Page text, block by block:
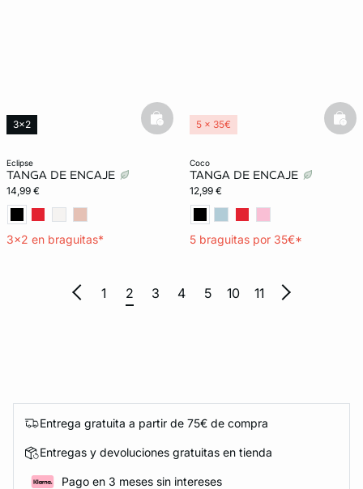
eclipse
TANGA DE ENCAJE
14,99 €
3x2 en braguitas*
3x2 basketfull
coco
TANGA DE ENCAJE
12,99 €
5 braguitas por 35€*
5 x 35€
1 2 3 4 5 10 11
Entrega gratuita a partir de 75€ de compra
Entregas y devoluciones gratuitas en tienda
Pago en 3 meses sin intereses